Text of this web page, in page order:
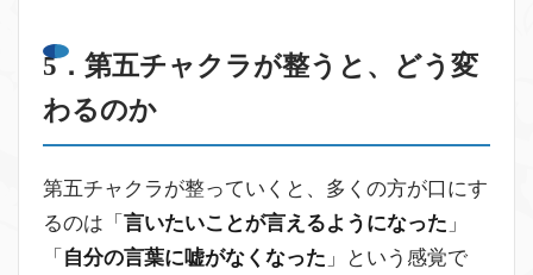
5．第五チャクラが整うと、どう変
わるのか
第五チャクラが整っていくと、多くの方が口にす
るのは「 言いたいことが言えるようになった 」
「 自分の言葉に嘘がなくなった 」という感覚で